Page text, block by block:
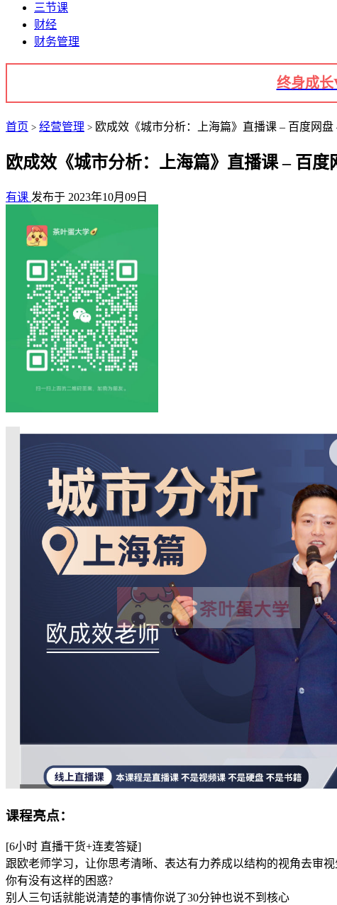
三节课
财经
财务管理
终身成长
首页 > 经营管理 > 欧成效《城市分析：上海篇》直播课 – 百度网盘
欧成效《城市分析：上海篇》直播课 – 百度
有课 发布于 2023年10月09日
课程亮点：
[6小时 直播干货+连麦答疑]
跟欧老师学习，让你思考清晰、表达有力养成以结构的视角去审
你有没有这样的困惑?
别人三句话就能说清楚的事情你说了30分钟也说不到核心